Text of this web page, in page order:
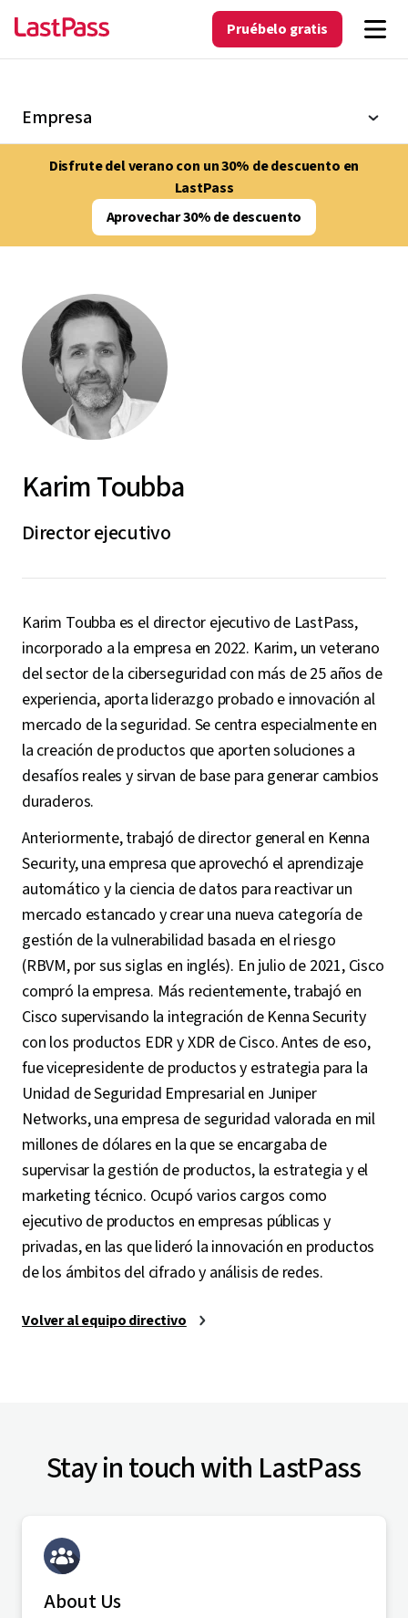
Pruébelo gratis
Empresa
Disfrute del verano con un 30% de descuento en
LastPass
Aprovechar 30% de descuento
Karim Toubba
Director ejecutivo
Karim Toubba es el director ejecutivo de LastPass,
incorporado a la empresa en 2022. Karim, un veterano
del sector de la ciberseguridad con más de 25 años de
experiencia, aporta liderazgo probado e innovación al
mercado de la seguridad. Se centra especialmente en
la creación de productos que aporten soluciones a
desafíos reales y sirvan de base para generar cambios
duraderos.
Anteriormente, trabajó de director general en Kenna
Security, una empresa que aprovechó el aprendizaje
automático y la ciencia de datos para reactivar un
mercado estancado y crear una nueva categoría de
gestión de la vulnerabilidad basada en el riesgo
(RBVM, por sus siglas en inglés). En julio de 2021, Cisco
compró la empresa. Más recientemente, trabajó en
Cisco supervisando la integración de Kenna Security
con los productos EDR y XDR de Cisco. Antes de eso,
fue vicepresidente de productos y estrategia para la
Unidad de Seguridad Empresarial en Juniper
Networks, una empresa de seguridad valorada en mil
millones de dólares en la que se encargaba de
supervisar la gestión de productos, la estrategia y el
marketing técnico. Ocupó varios cargos como
ejecutivo de productos en empresas públicas y
privadas, en las que lideró la innovación en productos
de los ámbitos del cifrado y análisis de redes.
Volver al equipo directivo
Stay in touch with LastPass
About Us